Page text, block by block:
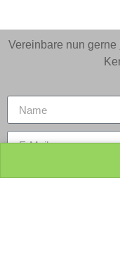
Vereinbare nun gerne